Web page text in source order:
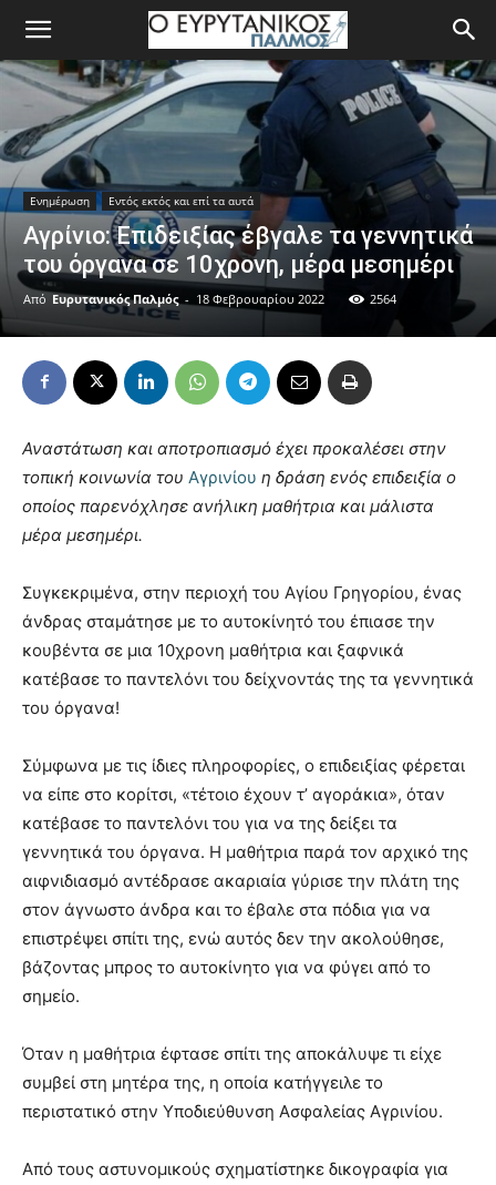
Ενημέρωση Εντός εκτός και επί τα αυτά
Αγρίνιο: Επιδειξίας έβγαλε τα γεννητικά
του όργανα σε 10χρονη, μέρα μεσημέρι
Από Ευρυτανικός Παλμός - 18 Φεβρουαρίου 2022 2564
Αναστάτωση και αποτροπιασμό έχει προκαλέσει στην
τοπική κοινωνία του Αγρινίου η δράση ενός επιδειξία ο
οποίος παρενόχλησε ανήλικη μαθήτρια και μάλιστα
μέρα μεσημέρι.
Συγκεκριμένα, στην περιοχή του Αγίου Γρηγορίου, ένας
άνδρας σταμάτησε με το αυτοκίνητό του έπιασε την
κουβέντα σε μια 10χρονη μαθήτρια και ξαφνικά
κατέβασε το παντελόνι του δείχνοντάς της τα γεννητικά
του όργανα!
Σύμφωνα με τις ίδιες πληροφορίες, ο επιδειξίας φέρεται
να είπε στο κορίτσι, «τέτοιο έχουν τ’ αγοράκια», όταν
κατέβασε το παντελόνι του για να της δείξει τα
γεννητικά του όργανα. Η μαθήτρια παρά τον αρχικό της
αιφνιδιασμό αντέδρασε ακαριαία γύρισε την πλάτη της
στον άγνωστο άνδρα και το έβαλε στα πόδια για να
επιστρέψει σπίτι της, ενώ αυτός δεν την ακολούθησε,
βάζοντας μπρος το αυτοκίνητο για να φύγει από το
σημείο.
Όταν η μαθήτρια έφτασε σπίτι της αποκάλυψε τι είχε
συμβεί στη μητέρα της, η οποία κατήγγειλε το
περιστατικό στην Υποδιεύθυνση Ασφαλείας Αγρινίου.
Από τους αστυνομικούς σχηματίστηκε δικογραφία για